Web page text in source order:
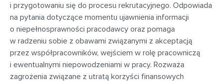
i przygotowaniu się do procesu rekrutacyjnego. Odpowiada
na pytania dotyczące momentu ujawnienia informacji
o niepełnosprawności pracodawcy oraz pomaga
w radzeniu sobie z obawami związanymi z akceptacją
przez współpracowników, wejściem w rolę pracowniczą
i ewentualnymi niepowodzeniami w pracy. Rozważa
zagrożenia związane z utratą korzyści finansowych